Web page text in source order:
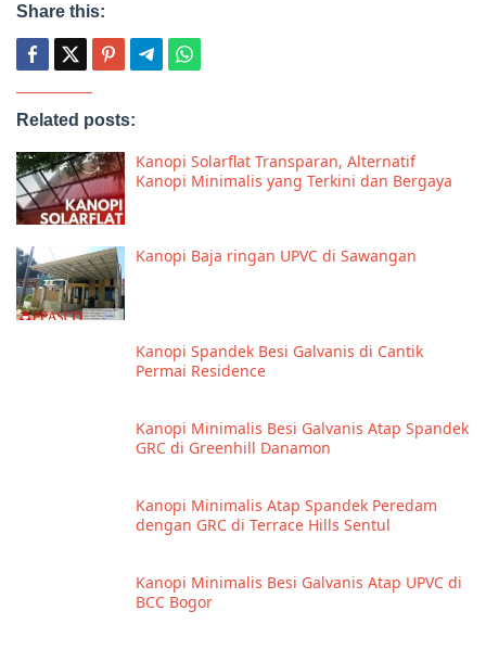
Share this:
Related posts:
Kanopi Solarflat Transparan, Alternatif
Kanopi Minimalis yang Terkini dan Bergaya
Kanopi Baja ringan UPVC di Sawangan
Kanopi Spandek Besi Galvanis di Cantik
Permai Residence
Kanopi Minimalis Besi Galvanis Atap Spandek
GRC di Greenhill Danamon
Kanopi Minimalis Atap Spandek Peredam
dengan GRC di Terrace Hills Sentul
Kanopi Minimalis Besi Galvanis Atap UPVC di
BCC Bogor